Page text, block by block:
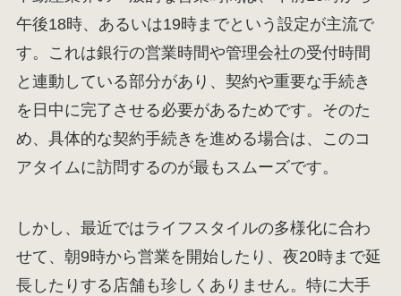
午後18時、あるいは19時までという設定が主流で
す。これは銀行の営業時間や管理会社の受付時間
と連動している部分があり、契約や重要な手続き
を日中に完了させる必要があるためです。そのた
め、具体的な契約手続きを進める場合は、このコ
アタイムに訪問するのが最もスムーズです。
しかし、最近ではライフスタイルの多様化に合わ
せて、朝9時から営業を開始したり、夜20時まで延
長したりする店舗も珍しくありません。特に大手